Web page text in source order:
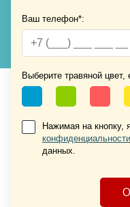
Хочу такую
Ваш телефон*:
Выберите травяной
Нажимая на кнопку,
конфиденциальности
данных.